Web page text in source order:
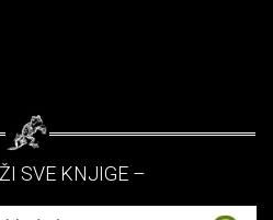
SVE KNJIGE –